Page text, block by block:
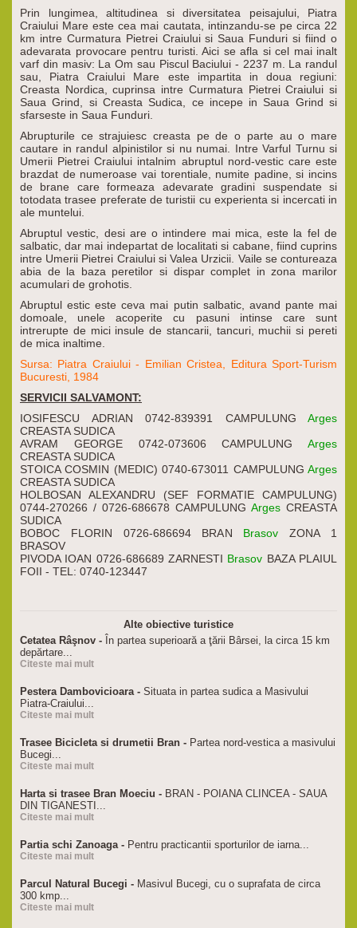
Prin lungimea, altitudinea si diversitatea peisajului, Piatra
Craiului Mare este cea mai cautata, intinzandu-se pe circa 22
km intre Curmatura Pietrei Craiului si Saua Funduri si fiind o
adevarata provocare pentru turisti. Aici se afla si cel mai inalt
varf din masiv: La Om sau Piscul Baciului - 2237 m. La randul
sau, Piatra Craiului Mare este impartita in doua regiuni:
Creasta Nordica, cuprinsa intre Curmatura Pietrei Craiului si
Saua Grind, si Creasta Sudica, ce incepe in Saua Grind si
sfarseste in Saua Funduri.
Abrupturile ce strajuiesc creasta pe de o parte au o mare
cautare in randul alpinistilor si nu numai. Intre Varful Turnu si
Umerii Pietrei Craiului intalnim abruptul nord-vestic care este
brazdat de numeroase vai torentiale, numite padine, si incins
de brane care formeaza adevarate gradini suspendate si
totodata trasee preferate de turistii cu experienta si incercati in
ale muntelui.
Abruptul vestic, desi are o intindere mai mica, este la fel de
salbatic, dar mai indepartat de localitati si cabane, fiind cuprins
intre Umerii Pietrei Craiului si Valea Urzicii. Vaile se contureaza
abia de la baza peretilor si dispar complet in zona marilor
acumulari de grohotis.
Abruptul estic este ceva mai putin salbatic, avand pante mai
domoale, unele acoperite cu pasuni intinse care sunt
intrerupte de mici insule de stancarii, tancuri, muchii si pereti
de mica inaltime.
Sursa: Piatra Craiului - Emilian Cristea, Editura Sport-Turism
Bucuresti, 1984
SERVICII SALVAMONT:
IOSIFESCU ADRIAN 0742-839391 CAMPULUNG Arges
CREASTA SUDICA
AVRAM GEORGE 0742-073606 CAMPULUNG Arges
CREASTA SUDICA
STOICA COSMIN (MEDIC) 0740-673011 CAMPULUNG Arges
CREASTA SUDICA
HOLBOSAN ALEXANDRU (SEF FORMATIE CAMPULUNG)
0744-270266 / 0726-686678 CAMPULUNG Arges CREASTA
SUDICA
BOBOC FLORIN 0726-686694 BRAN Brasov ZONA 1
BRASOV
PIVODA IOAN 0726-686689 ZARNESTI Brasov BAZA PLAIUL
FOII - TEL: 0740-123447
Alte obiective turistice
Cetatea Râşnov - În partea superioară a ţării Bârsei, la circa 15 km
depărtare...
Citeste mai mult
Pestera Dambovicioara - Situata in partea sudica a Masivului
Piatra-Craiului...
Citeste mai mult
Trasee Bicicleta si drumetii Bran - Partea nord-vestica a masivului
Bucegi...
Citeste mai mult
Harta si trasee Bran Moeciu - BRAN - POIANA CLINCEA - SAUA
DIN TIGANESTI...
Citeste mai mult
Partia schi Zanoaga - Pentru practicantii sporturilor de iarna...
Citeste mai mult
Parcul Natural Bucegi - Masivul Bucegi, cu o suprafata de circa
300 kmp...
Citeste mai mult